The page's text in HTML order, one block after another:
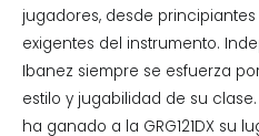
jugadores, desde
exigentes del instrumento.
Ibanez siempre se esfuerza
estilo y jugabilidad de su
ha ganado a la GRG121DX su